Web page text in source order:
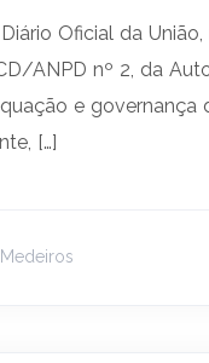
Oficial da
ANPD nº 2, da
e
[…]